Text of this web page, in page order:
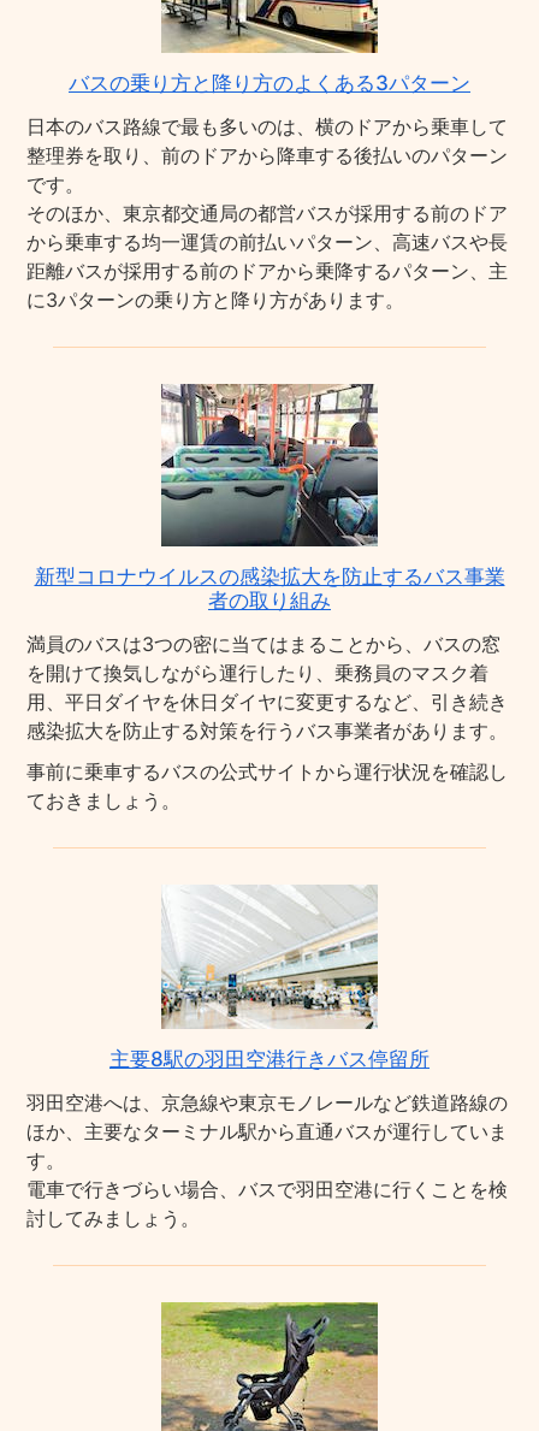
バスの乗り方と降り方のよくある3パターン
日本のバス路線で最も多いのは、横のドアから乗車して
整理券を取り、前のドアから降車する後払いのパターン
です。
そのほか、東京都交通局の都営バスが採用する前のドア
から乗車する均一運賃の前払いパターン、高速バスや長
距離バスが採用する前のドアから乗降するパターン、主
に3パターンの乗り方と降り方があります。
新型コロナウイルスの感染拡大を防止するバス事業
者の取り組み
満員のバスは3つの密に当てはまることから、バスの窓
を開けて換気しながら運行したり、乗務員のマスク着
用、平日ダイヤを休日ダイヤに変更するなど、引き続き
感染拡大を防止する対策を行うバス事業者があります。
事前に乗車するバスの公式サイトから運行状況を確認し
ておきましょう。
主要8駅の羽田空港行きバス停留所
羽田空港へは、京急線や東京モノレールなど鉄道路線の
ほか、主要なターミナル駅から直通バスが運行していま
す。
電車で行きづらい場合、バスで羽田空港に行くことを検
討してみましょう。